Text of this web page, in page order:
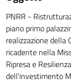
PNRR -
piano primo
realizzazione della
ricadente nella
Ripresa e
dell'investimento